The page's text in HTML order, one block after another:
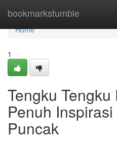
bookmarkstumble
Home
Home
1
Tengku
Penuh
Puncak